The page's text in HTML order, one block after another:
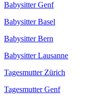
Babysitter Genf
Babysitter Basel
Babysitter Bern
Babysitter Lausanne
Tagesmutter Zürich
Tagesmutter Genf